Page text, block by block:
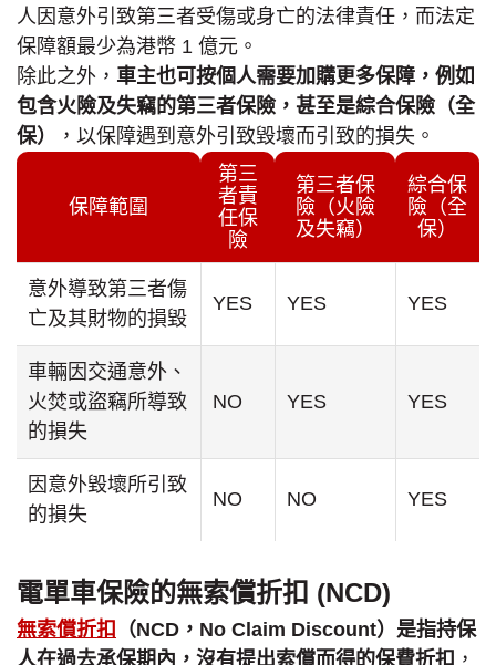
人因意外引致第三者受傷或身亡的法律責任，而法定
保障額最少為港幣 1 億元。
除此之外， 車主也可按個人需要加購更多保障，例如
包含火險及失竊的第三者保險，甚至是綜合保險（全
保）
，以保障遇到意外引致毀壞而引致的損失。
保障範圍
第三
者責
任保
險
第三者保
險（火險
及失竊）
綜合保
險（全
保）
意外導致第三者傷
亡及其財物的損毀
YES YES YES
車輛因交通意外、
火焚或盜竊所導致
的損失
NO YES YES
因意外毀壞所引致
的損失
NO NO YES
電單車保險的無索償折扣 (NCD)
無索償折扣
（NCD，No Claim Discount）是指持保
人在過去承保期內，沒有提出索償而得的保費折扣 ，